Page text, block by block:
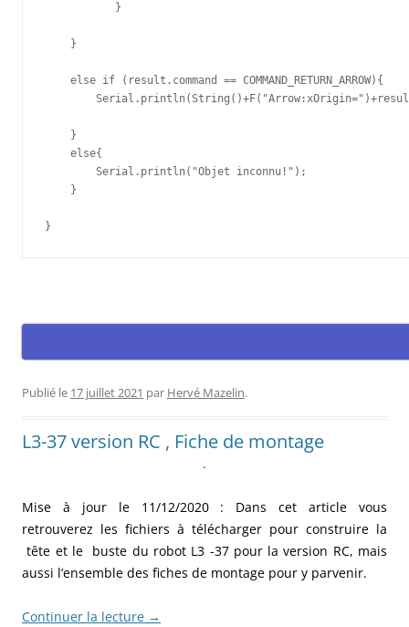
           }
    }
    else if (result.command == COMMAND_RETURN_ARROW){
    }
    else{
        Serial.println("Objet inconnu!");
    }
}
Publié le 17 juillet 2021 par Hervé Mazelin.
L3-37 version RC , Fiche de montage
.
Mise à jour le 11/12/2020 : Dans cet article vous
retrouverez les fichiers à télécharger pour construire la
tête et le buste du robot L3 -37 pour la version RC, mais
aussi l’ensemble des fiches de montage pour y parvenir.
Continuer la lecture →